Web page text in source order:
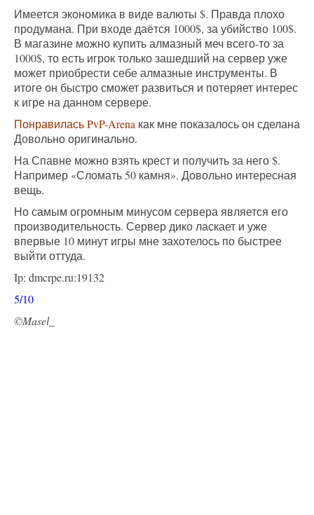
Имеется экономика в виде валюты $. Правда плохо
продумана. При входе даётся 1000$, за убийство 100$.
В магазине можно купить алмазный меч всего-то за
1000$, то есть игрок только зашедший на сервер уже
может приобрести себе алмазные инструменты. В
итоге он быстро сможет развиться и потеряет интерес
к игре на данном сервере.
Понравилась PvP-Arena как мне показалось он сделана
Довольно оригинально.
На Спавне можно взять крест и получить за него $.
Например «Сломать 50 камня». Довольно интересная
вещь.
Но самым огромным минусом сервера является его
производительность. Сервер дико ласкает и уже
впервые 10 минут игры мне захотелось по быстрее
выйти оттуда.
Ip: dmcrpe.ru:19132
5/10
©Masel_